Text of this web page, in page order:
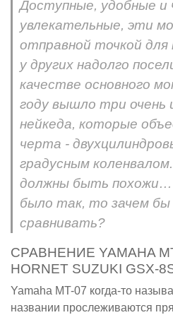
Доступные, удобные и
увлекательные, эти
отправной точкой для
у других надолго
качестве основного
году вышло три очень
нейкеда, которые
черта -
градусным
должны быть похожи…
было так, то зачем бы
сравнивать?
СРАВНЕНИЕ YAMAHA
HORNET SUZUKI GSX-
Yamaha MT-07 когда-то
названии прослеживаются